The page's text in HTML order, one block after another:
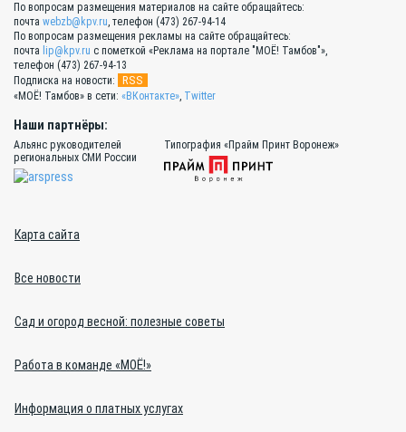
По вопросам размещения материалов на сайте обращайтесь:
почта webzb@kpv.ru, телефон (473) 267-94-14
По вопросам размещения рекламы на сайте обращайтесь:
почта lip@kpv.ru с пометкой «Реклама на портале "МОЁ! Тамбов"»,
телефон (473) 267-94-13
Подписка на новости:
RSS
«МОЁ! Тамбов» в сети: «ВКонтакте», Twitter
Наши партнёры:
Альянс руководителей
региональных СМИ России
Типография «Прайм Принт Воронеж»
Карта сайта
Все новости
Сад и огород весной: полезные советы
Работа в команде «МОЁ!»
Информация о платных услугах